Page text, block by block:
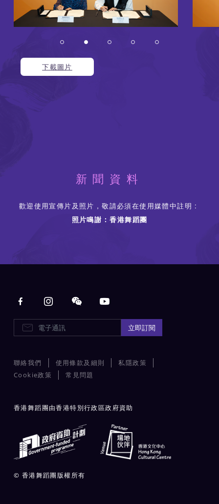
下載圖片
新聞資料
歡迎使用宣傳片及照片，敬請必須在使用媒體中註明 :
照片鳴謝 : 香港舞蹈團
Main navigation
E-Newsletters 立即訂閱
聯絡我們 使用條款及細則
私隱政策
Cookie政策
常見問題
香港舞蹈團由香港特別行政區政府資助
© 香港舞蹈團版權所有